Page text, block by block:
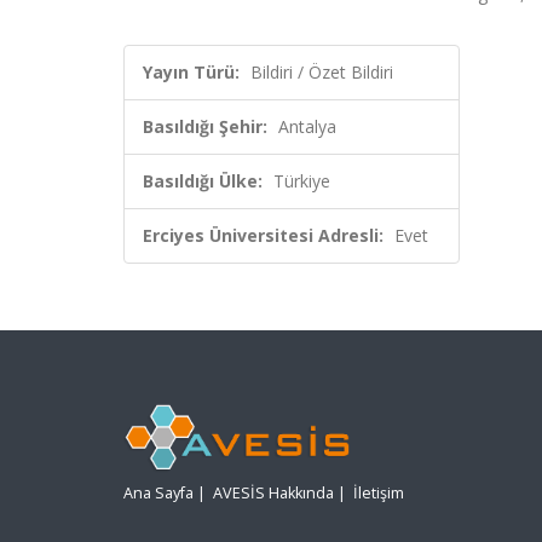
Yayın Türü: Bildiri / Özet Bildiri
Basıldığı Şehir: Antalya
Basıldığı Ülke: Türkiye
Erciyes Üniversitesi Adresli: Evet
Ana Sayfa | AVESİS Hakkında | İletişim